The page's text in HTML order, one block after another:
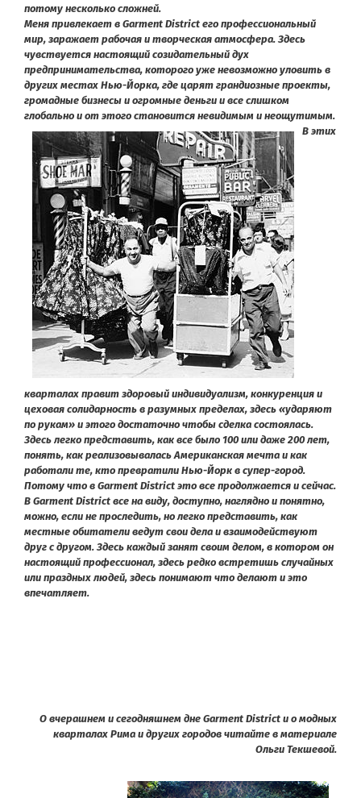
потому несколько сложней.
Меня привлекает в Garment District его профессиональный
мир, заражает рабочая и творческая атмосфера. Здесь
чувствуется настоящий созидательный дух
предпринимательства, которого уже невозможно уловить в
других местах Нью-Йорка, где царят грандиозные проекты,
громадные бизнесы и огромные деньги и все слишком
глобально и от этого становится невидимым и неощутимым.
В этих
кварталах правит здоровый индивидуализм, конкуренция и
цеховая солидарность в разумных пределах, здесь «ударяют
по рукам» и этого достаточно чтобы сделка состоялась.
Здесь легко представить, как все было 100 или даже 200 лет,
понять, как реализовывалась Американская мечта и как
работали те, кто превратили Нью-Йорк в супер-город.
Потому что в Garment District это все продолжается и сейчас.
В Garment District все на виду, доступно, наглядно и понятно,
можно, если не проследить, но легко представить, как
местные обитатели ведут свои дела и взаимодействуют
друг с другом. Здесь каждый занят своим делом, в котором он
настоящий профессионал, здесь редко встретишь случайных
или праздных людей, здесь понимают что делают и это
впечатляет.
О вчерашнем и сегодняшнем дне Garment District и о модных
кварталах Рима и других городов читайте в материале
Ольги Текшевой.